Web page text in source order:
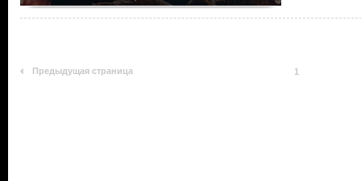
Предыдущая страница 1